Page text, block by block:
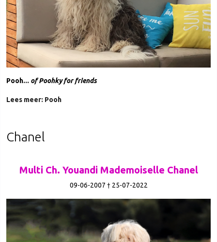
Pooh... of Poohky for friends
Lees meer: Pooh
Chanel
Multi Ch. Youandi Mademoiselle Chanel
09-06-2007 † 25-07-2022